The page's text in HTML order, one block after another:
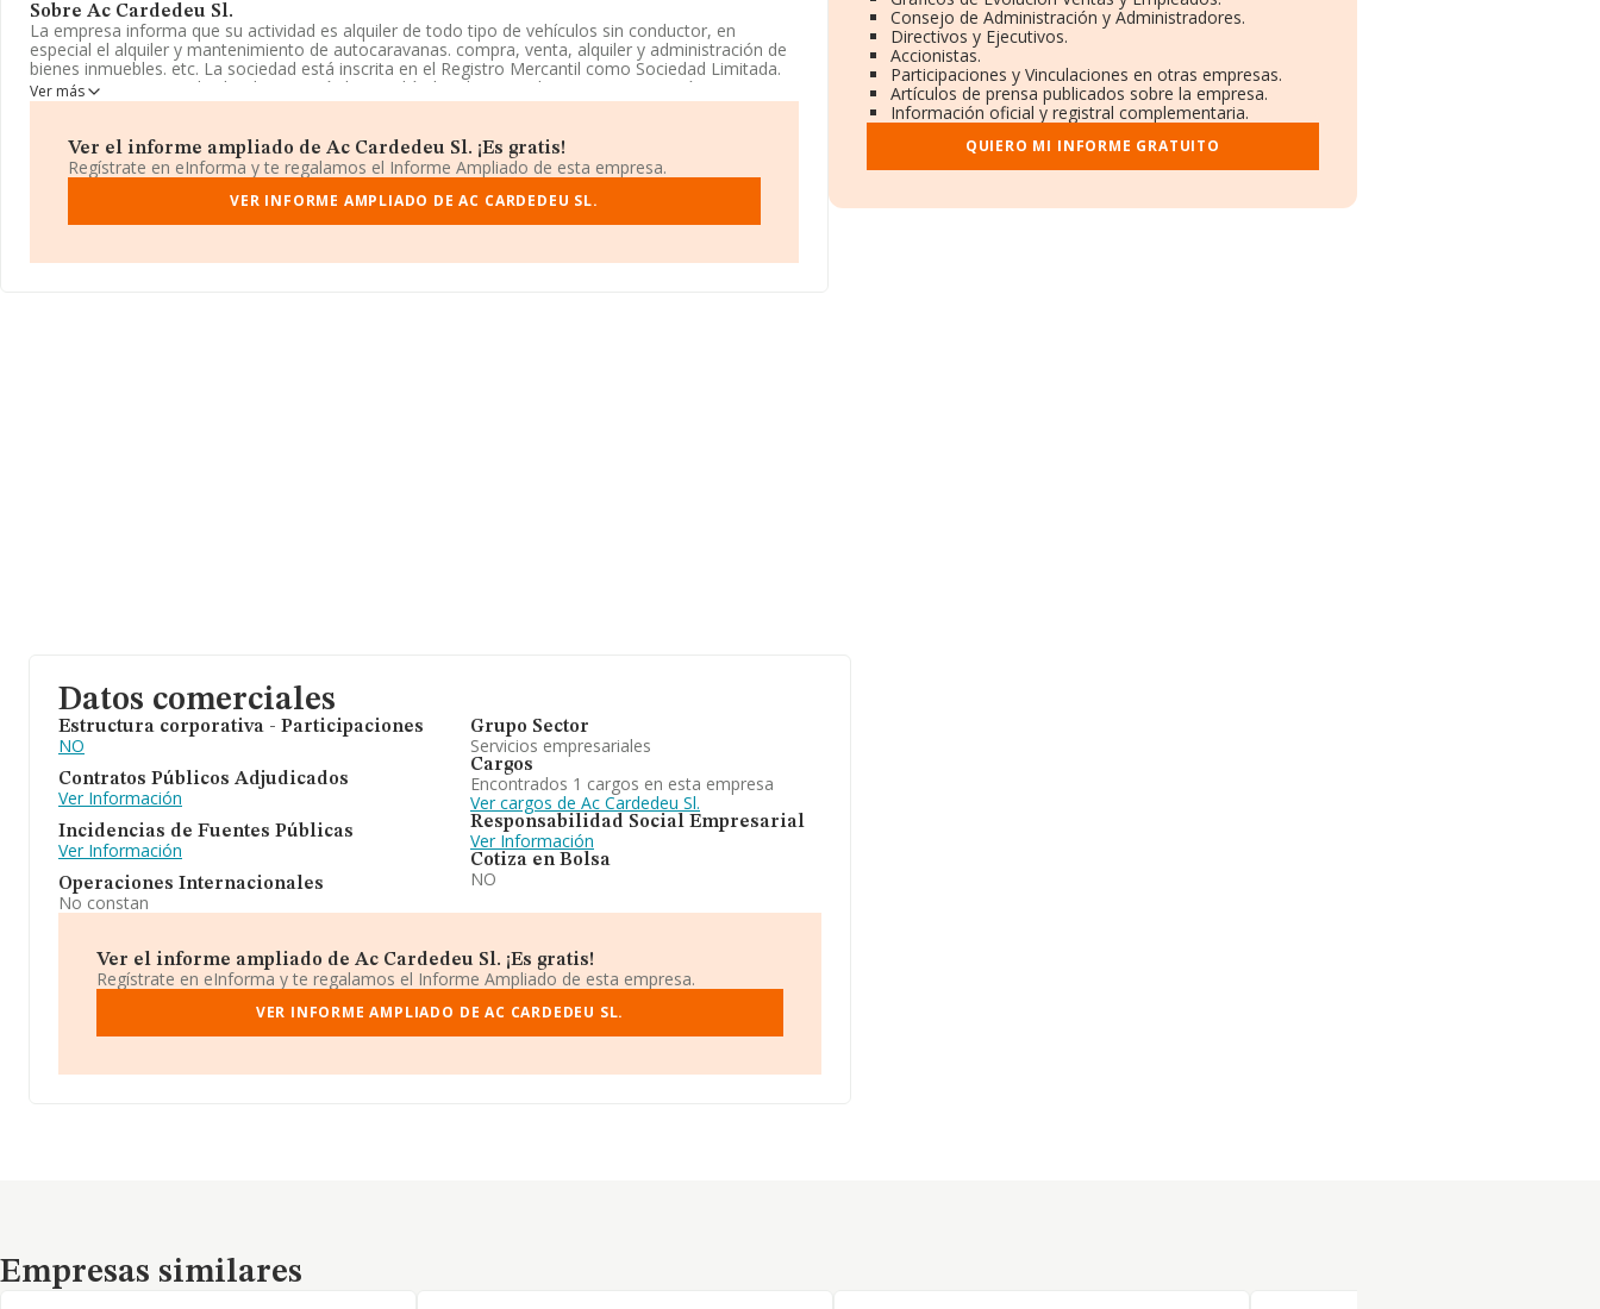
Sobre Ac Cardedeu Sl.
La empresa informa que su actividad es alquiler de todo tipo de vehículos sin conductor, en
especial el alquiler y mantenimiento de autocaravanas. compra, venta, alquiler y administración de
bienes inmuebles. etc. La sociedad está inscrita en el Registro Mercantil como Sociedad Limitada.
Tiene CNAE: 7711 - 'Alquiler de automóviles y vehículos de motor ligeros'. La compañía no tiene
actividad en mercados exteriores.
La sociedad española Ac Cardedeu S.L, CIF B66546714, se encuentra en Calle Joan Xxiii núm. 1,
(08440), en el municipio de Cardedeu, en Barcelona, Cataluña.
En relación con el sector y disponiendo de los datos de hasta 8.465 empresas, en el ámbito
nacional la facturación alcanza la cifra de 10.426 millones de euros y se estima que el promedio de
información relativa a las compañías, la antigüedad desde la constitución es de 14 años. La media
Ver más
Ver el informe ampliado de Ac Cardedeu Sl. ¡Es gratis!
Regístrate en eInforma y te regalamos el Informe Ampliado de esta empresa.
VER INFORME AMPLIADO DE AC CARDEDEU SL.
Consejo de Administración y Administradores.
Directivos y Ejecutivos.
Accionistas.
Participaciones y Vinculaciones en otras empresas.
Artículos de prensa publicados sobre la empresa.
Información oficial y registral complementaria.
QUIERO MI INFORME GRATUITO
Datos comerciales
Estructura corporativa - Participaciones
NO
Contratos Públicos Adjudicados
Ver Información
Incidencias de Fuentes Públicas
Ver Información
Operaciones Internacionales
No constan
Grupo Sector
Servicios empresariales
Cargos
Encontrados 1 cargos en esta empresa
Ver cargos de Ac Cardedeu Sl.
Responsabilidad Social Empresarial
Ver Información
Cotiza en Bolsa
NO
Ver el informe ampliado de Ac Cardedeu Sl. ¡Es gratis!
Regístrate en eInforma y te regalamos el Informe Ampliado de esta empresa.
VER INFORME AMPLIADO DE AC CARDEDEU SL.
Empresas similares
Empresas similares